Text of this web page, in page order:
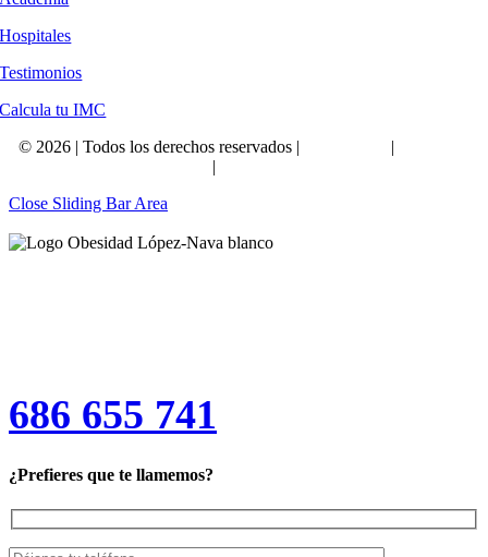
Hospitales
Testimonios
Calcula tu IMC
© 2026 | Todos los derechos reservados | |
|
Close Sliding Bar Area
686 655 741
¿Prefieres que te llamemos?